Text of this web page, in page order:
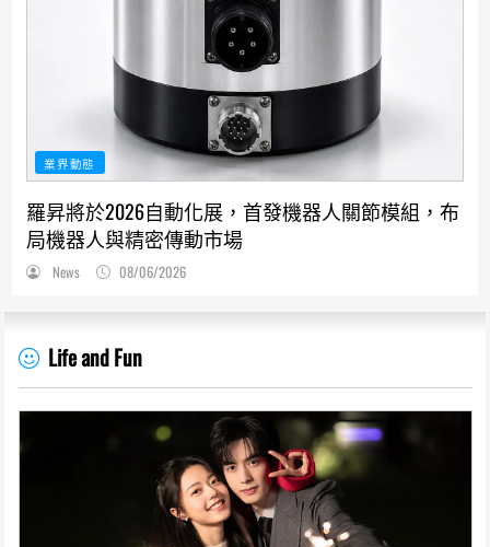
業界動態
羅昇將於2026自動化展，首發機器人關節模組，布
局機器人與精密傳動市場
News 08/06/2026
Life and Fun